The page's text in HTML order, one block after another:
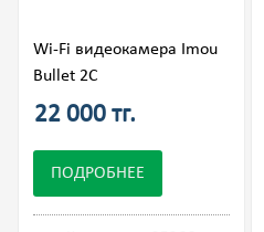
Wi-Fi видеокамера Imou
Bullet 2C
22 000 тг.
ПОДРОБНЕЕ